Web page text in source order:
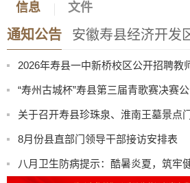
信息 文件
通知公告 安徽寿县经济开发
2026年寿县公开选调高中教师专业测
“寿州古城杯”寿县第三届青歌赛决赛
8月份县直部门领导干部接访安排表
八月卫生防病提示：酷暑炎夏，筑牢
2026年寿县公开选调初中、小学教师